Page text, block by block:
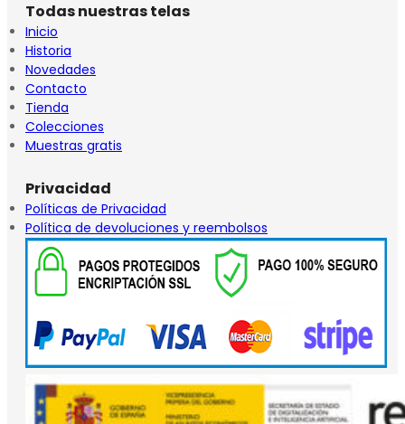
Todas nuestras telas
Inicio
Historia
Novedades
Contacto
Tienda
Colecciones
Muestras gratis
Privacidad
Políticas de Privacidad
Política de devoluciones y reembolsos